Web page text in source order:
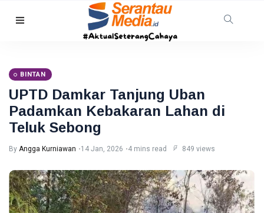
Gagalkan
Penyelundupan
1,3 Ton
Narkoba di
Perairan
Tanjung
Berakit
08 Aug,
2026
PEKANBARU
Pasar
Mandek,
Pemko
Pekanbaru
Siapkan
Aug,
2026
views
RIAU
BINTAN
UPTD Damkar Tanjung Uban
Padamkan Kebakaran Lahan di
Teluk Sebong
By Angga Kurniawan 14 Jan, 2026 4 mins read 849 views